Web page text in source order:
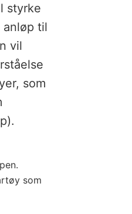
styrke
anløp til
vil
som
som